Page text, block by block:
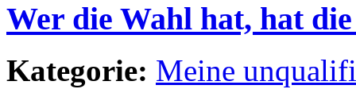
Wer die Wahl hat, hat
Kategorie: Meine